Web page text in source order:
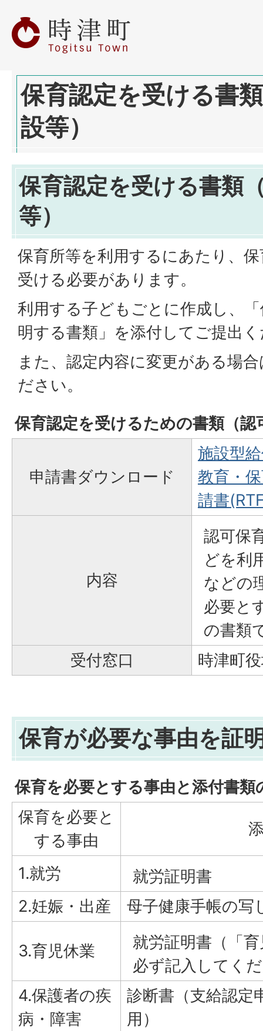
保育認定を受ける書
設等）
保育認定を受ける書類
等）
保育所等を利用するにあたり、
受ける必要があります。
利用する子どもごとに作成し、
明する書類」を添付してご提出
また、認定内容に変更がある場
ださい。
保育認定を受けるための書類（認
申請書ダウンロード
施設型
教育・
請書
内容
認可保
どを利
などの
必要と
の書類
受付窓口
時津町
保育が必要な事由を証
保育を必要とする事由と添付書類
保育を必要と
する事由
1.就労
就労証明書
2.妊娠・出産
母子健康手帳の写
3.育児休業
就労証明書（「
必ず記入してく
4.保護者の疾
病・障害
診断書（支給認定
用）